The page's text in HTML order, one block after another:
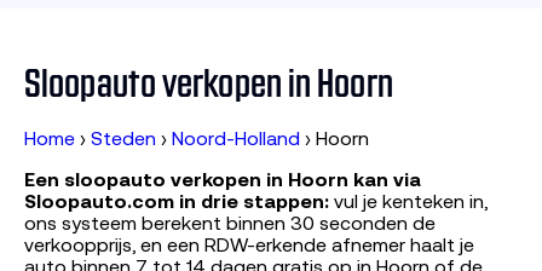
Sloopauto verkopen in Hoorn
Home › Steden › Noord-Holland › Hoorn
Een sloopauto verkopen in Hoorn kan via
Sloopauto.com in drie stappen: vul je kenteken in,
ons systeem berekent binnen 30 seconden de
verkoopprijs, en een RDW-erkende afnemer haalt je